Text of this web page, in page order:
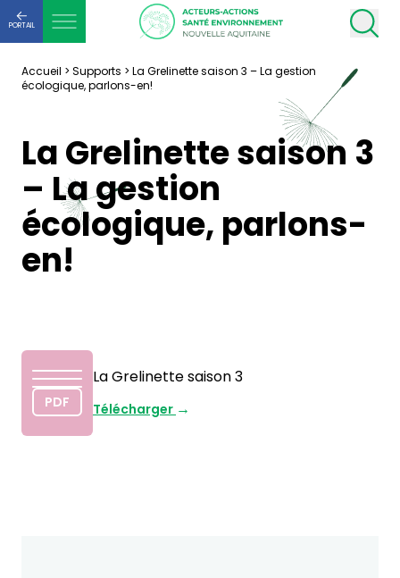
PORTAIL
Accueil > Supports > La Grelinette saison 3 – La gestion
écologique, parlons-en!
La Grelinette saison 3
– La gestion
écologique, parlons-
en!
PDF
La Grelinette saison 3
Télécharger